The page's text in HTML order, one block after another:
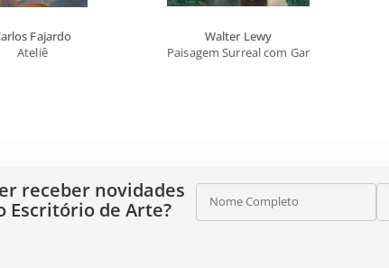
Fajardo
Ateliê
Walter Lewy
Paisagem Surreal com Garrafa, Bule e Vela
receber novidades
Escritório de Arte?
Nome Completo